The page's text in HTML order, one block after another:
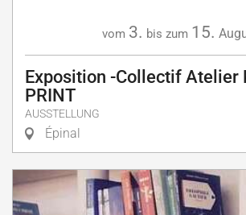
vom 3. bis zum 15.
Exposition -Collectif Atelier
PRINT
AUSSTELLUNG
Épinal